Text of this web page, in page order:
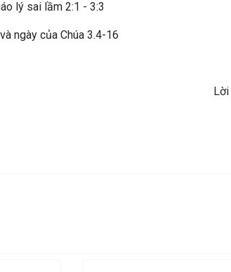
lý sai lầm 2:1 - 3:3
ngày của Chúa 3.4-16
Lời